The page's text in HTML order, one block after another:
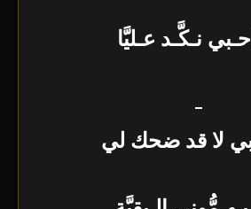
نـكَّـد عـليَّا
_
لا قد ضحك لي